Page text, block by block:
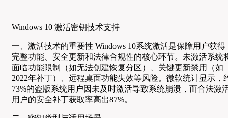
Windows 10 激活密钥技术支持
一、激活技术的重要性 Windows 10系统激活是保障用户获得
完整功能、安全更新和法律合规性的核心环节。未激活系统
面临功能限制（如无法创建恢复分区）、关键更新禁用（如
2022年补丁）、远程桌面功能失效等风险。微软统计显示，
73%的盗版系统用户因未及时激活导致系统崩溃，而合法激
用户的安全补丁获取率高出87%。